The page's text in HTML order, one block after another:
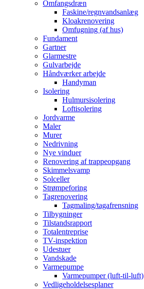
Omfangsdræn
Faskine/regnvandsanlæg
Kloakrenovering
Omfugning (af hus)
Fundament
Gartner
Glarmestre
Gulvarbejde
Håndværker arbejde
Handyman
Isolering
Hulmursisolering
Loftisolering
Jordvarme
Maler
Murer
Nedrivning
Nye vinduer
Renovering af trappeopgang
Skimmelsvamp
Solceller
Strømpeforing
Tagrenovering
Tagmaling/tagafrensning
Tilbygninger
Tilstandsrapport
Totalentreprise
TV-inspektion
Udestuer
Vandskade
Varmepumpe
Varmepumper (luft-til-luft)
Vedligeholdelsesplaner